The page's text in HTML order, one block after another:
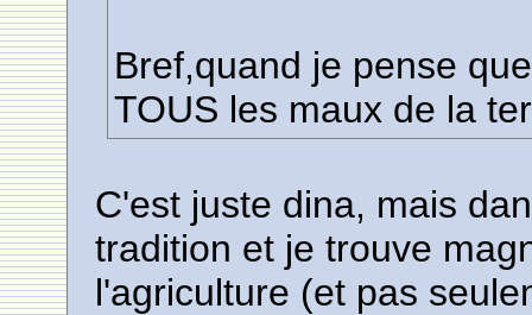
Bref,quand je pense
TOUS les maux de la
C'est juste dina, mais
tradition et je trouve
l'agriculture (et pas